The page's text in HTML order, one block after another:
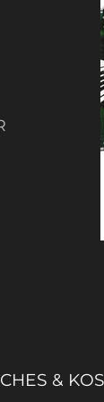
&